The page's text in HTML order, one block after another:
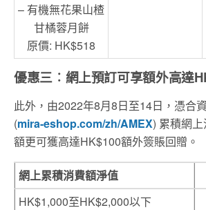
– 有機無花果山楂
甘橘蓉月餅
原價: HK$518
優惠三︰網上預訂可享額外高達
此外，由2022年8月8日至14日，憑合
(mira-eshop.com/zh/AMEX) 累積網
額更可獲高達HK$100額外簽賬回贈。
網上累積消費額淨值
HK$1,000至HK$2,000以下